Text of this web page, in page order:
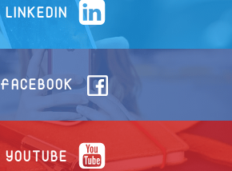
LINKEDIN
FACEBOOK
YOUTUBE